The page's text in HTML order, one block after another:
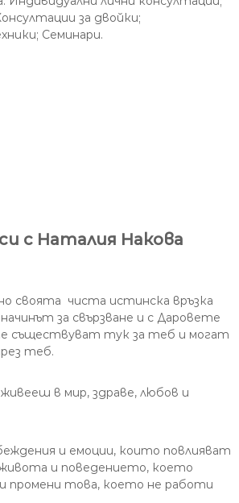
за двойки;
Семинари.
с Наталия Накова
своята чиста истинска връзка
начинът за свързване и с Даровете
съществуват тук за теб и могат
теб.
в мир, здраве, любов и
и емоции, които повлияват
и поведението, което
промени това, което не работи